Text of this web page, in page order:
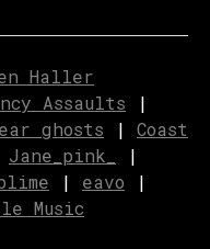
Haller
Assaults |
ghosts | Coast
Jane_pink_
|
| eavo |
Music